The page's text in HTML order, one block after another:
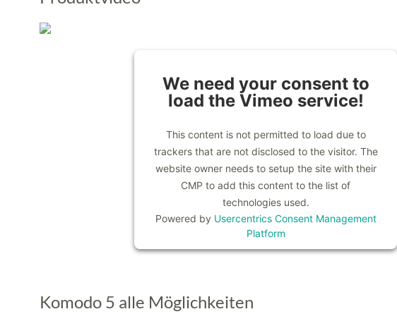
We need your consent to
load the Vimeo service!
This content is not permitted to load due to
trackers that are not disclosed to the visitor. The
website owner needs to setup the site with their
CMP to add this content to the list of
technologies used.
Powered by Usercentrics Consent Management
Platform
Komodo 5 alle Möglichkeiten